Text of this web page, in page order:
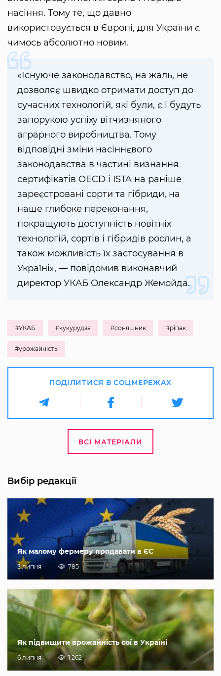
насіння. Тому те, що давно
використовується в Європі, для України є
чимось абсолютно новим.
«Існуюче законодавство, на жаль, не
дозволяє швидко отримати доступ до
сучасних технологій, які були, є і будуть
запорукою успіху вітчизняного
аграрного виробництва. Тому
відповідні зміни насіннєвого
законодавства в частині визнання
сертифікатів OECD і ISTA на раніше
зареєстровані сорти та гібриди, на
наше глибоке переконання,
покращують доступність новітніх
технологій, сортів і гібридів рослин, а
також можливість їх застосування в
Україні», — повідомив виконавчий
директор УКАБ Олександр Жемойда.
#УКАБ #кукурудза #соняшник #ріпак
#урожайність
ПОДІЛИТИСЯ В СОЦМЕРЕЖАХ
ВСІ МАТЕРІАЛИ
Вибір редакції
Як малому фермеру продавати в ЄС
3 липня 785
Як підвищити врожайність сої в Україні
6 липня 1 262